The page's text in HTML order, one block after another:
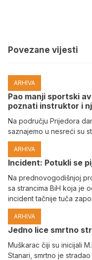
Povezane vijesti
ARHIVA
Pao manji sportski
poznati instruktor i
Na području Prijedora
saznajemo u nesreći su
ARHIVA
Incident: Potukli se
Na prednovogodišnjoj
sa strancima BiH koja je
incident tačnije tuča
ARHIVA
Јedno lice smrtno
Muškarac čiji su inicijali
Stanari, smrtno je